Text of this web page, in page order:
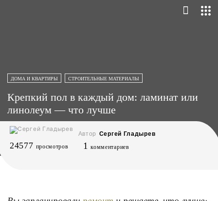
ДОМА И КВАРТИРЫ СТРОИТЕЛЬНЫЕ МАТЕРИАЛЫ
Крепкий пол в каждый дом: ламинат или
линолеум — что лучше
Автор Сергей Гладырев
24577 просмотров 1 комментариев